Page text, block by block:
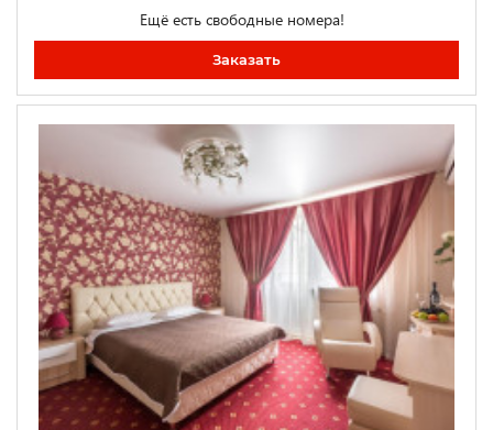
Ещё есть свободные номера!
Заказать